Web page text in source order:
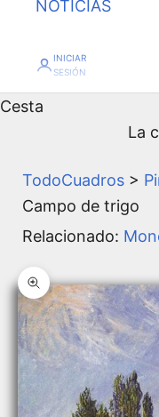
NOTICIAS
INICIAR
SESIÓN
Cesta
La
TodoCuadros >
Campo de trigo
Relacionado:
Zoom